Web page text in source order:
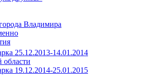
Владимира
25.12.2013-14.01.2014
области
19.12.2014-25.01.2015